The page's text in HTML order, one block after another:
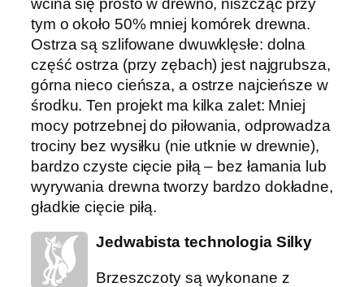
tym o około 50% mniej komórek drewna.
Ostrza są szlifowane dwuwklęsłe: dolna
część ostrza (przy zębach) jest najgrubsza,
górna nieco cieńsza, a ostrze najcieńsze w
środku. Ten projekt ma kilka zalet: Mniej
mocy potrzebnej do piłowania, odprowadza
trociny bez wysiłku (nie utknie w drewnie),
bardzo czyste cięcie piłą – bez łamania lub
wyrywania drewna tworzy bardzo dokładne,
gładkie cięcie piłą.
Jedwabista technologia Silky
Brzeszczoty są wykonane z